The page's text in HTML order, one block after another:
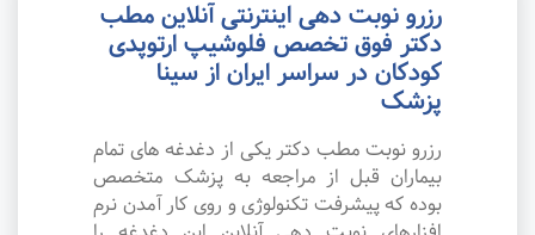
رزرو نوبت دهی اینترنتی آنلاین مطب
دکتر فوق تخصص فلوشیپ ارتوپدی
کودکان در سراسر ایران از سینا
پزشک
رزرو نوبت مطب دکتر یکی از دغدغه های تمام
بیماران قبل از مراجعه به پزشک متخصص
بوده که پیشرفت تکنولوژی و روی کار آمدن نرم